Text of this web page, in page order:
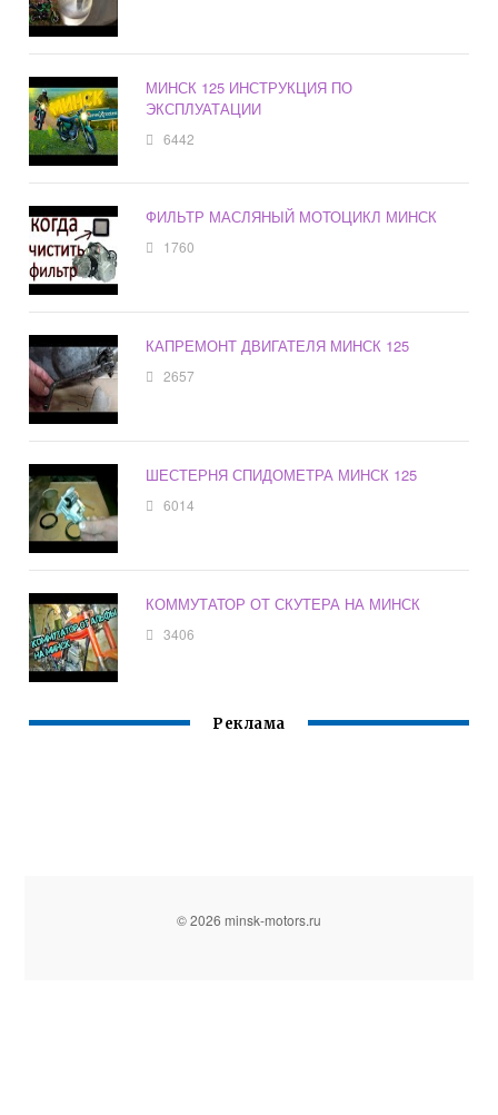
МИНСК 125 ИНСТРУКЦИЯ ПО
ЭКСПЛУАТАЦИИ
6442
ФИЛЬТР МАСЛЯНЫЙ МОТОЦИКЛ МИНСК
1760
КАПРЕМОНТ ДВИГАТЕЛЯ МИНСК 125
2657
ШЕСТЕРНЯ СПИДОМЕТРА МИНСК 125
6014
КОММУТАТОР ОТ СКУТЕРА НА МИНСК
3406
Реклама
© 2026 minsk-motors.ru